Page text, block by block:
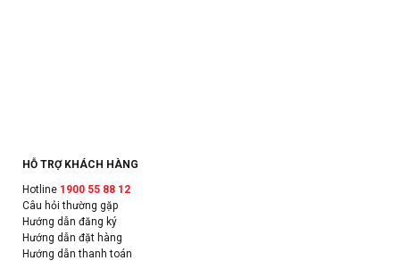
HỖ TRỢ KHÁCH HÀNG
Hotline 1900 55 88 12
Câu hỏi thường gặp
Hướng dẫn đăng ký
Hướng dẫn đặt hàng
Hướng dẫn thanh toán